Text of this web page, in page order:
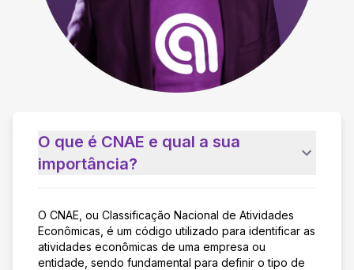
O que é CNAE e qual a sua
importância?
O CNAE, ou Classificação Nacional de Atividades
Econômicas, é um código utilizado para identificar as
atividades econômicas de uma empresa ou
entidade, sendo fundamental para definir o tipo de